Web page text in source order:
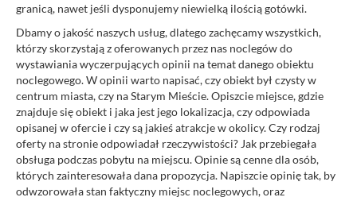
granicą, nawet jeśli dysponujemy niewielką ilością gotówki.
Dbamy o jakość naszych usług, dlatego zachęcamy wszystkich,
którzy skorzystają z oferowanych przez nas noclegów do
wystawiania wyczerpujących opinii na temat danego obiektu
noclegowego. W opinii warto napisać, czy obiekt był czysty w
centrum miasta, czy na Starym Mieście. Opiszcie miejsce, gdzie
znajduje się obiekt i jaka jest jego lokalizacja, czy odpowiada
opisanej w ofercie i czy są jakieś atrakcje w okolicy. Czy rodzaj
oferty na stronie odpowiadał rzeczywistości? Jak przebiegała
obsługa podczas pobytu na miejscu. Opinie są cenne dla osób,
których zainteresowała dana propozycja. Napiszcie opinię tak, by
odwzorowała stan faktyczny miejsc noclegowych, oraz